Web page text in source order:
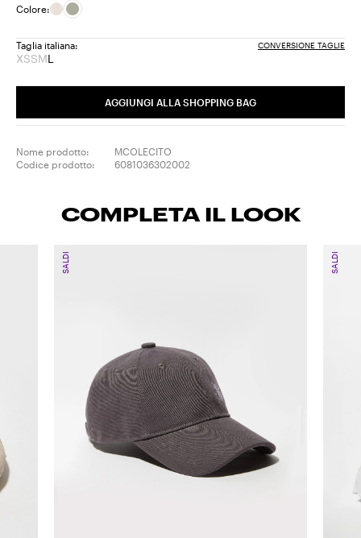
Colore:
Taglia italiana: CONVERSIONE TAGLIE
XSTaglia:
STaglia:
MTaglia:
LTaglia:
AGGIUNGI ALLA SHOPPING BAG
Nome prodotto:
MCOLECITO
Codice prodotto:
6081036302002
COMPLETA IL LOOK
SALDI SALDI